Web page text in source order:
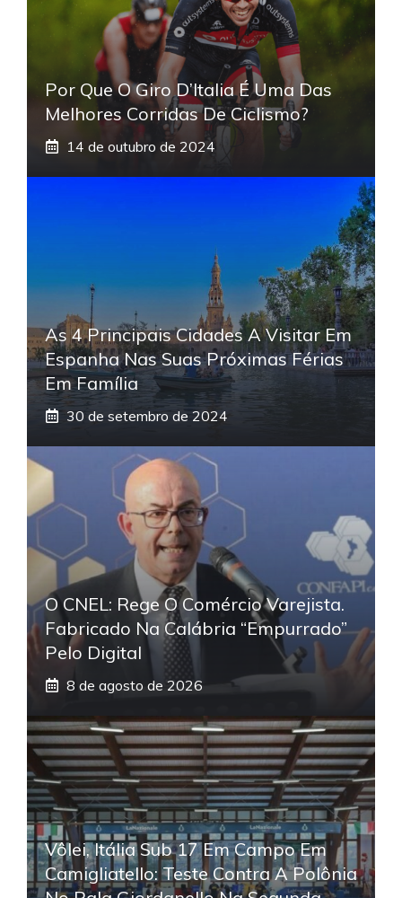
Por Que O Giro D’Italia É Uma Das
Melhores Corridas De Ciclismo?
14 de outubro de 2024
As 4 Principais Cidades A Visitar Em
Espanha Nas Suas Próximas Férias
Em Família
30 de setembro de 2024
O CNEL: Rege O Comércio Varejista.
Fabricado Na Calábria “empurrado”
Pelo Digital
8 de agosto de 2026
Vôlei, Itália Sub 17 Em Campo Em
Camigliatello: Teste Contra A Polônia